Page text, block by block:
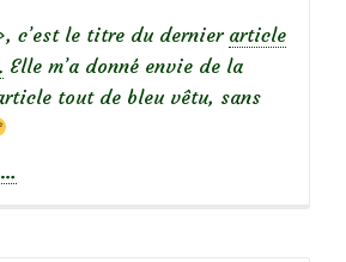
c’est le titre du dernier article
Elle m’a donné envie de la
tout de bleu vêtu, sans
…